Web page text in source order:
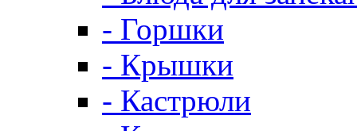
- Горшки
- Крышки
- Кастрюли